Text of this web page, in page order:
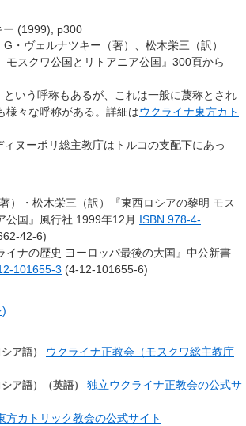
ー (1999), p300
・ヴェルナツキー（著）、松木栄三（訳）
モスクワ公国とリトアニア公国』300頁から
という呼称もあるが、これは一般に蔑称とされ
様々な呼称がある。詳細はウクライナ東方カト
ヌーポリ総主教庁はトルコの支配下にあっ
）・松木栄三（訳）『東西ロシアの黎明 モス
公国』風行社 1999年12月 ISBN 978-4-
42-6)
イナの歴史 ヨーロッパ最後の大国』中公新書
101655-3 (4-12-101655-6)
)
シア語）
ウクライナ正教会（モスクワ総主教庁
シア語） （英語）
独立ウクライナ正教会の公式サ
方カトリック教会の公式サイト